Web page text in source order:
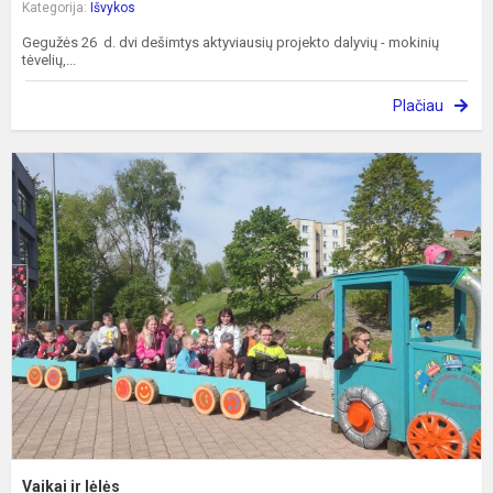
Kategorija: Išvykos
Gegužės 26 d. dvi dešimtys aktyviausių projekto dalyvių - mokinių
tėvelių,...
Plačiau
Vaikai ir lėlės